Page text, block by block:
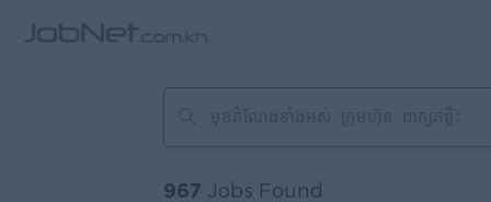
967 Jobs Found